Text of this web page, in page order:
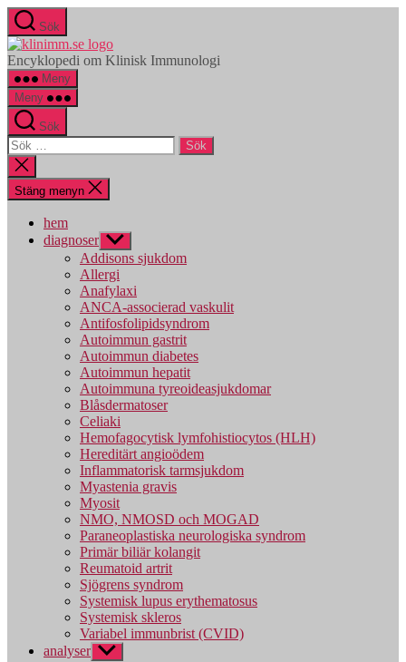
Hoppa
till
innehåll
Sök
klinimm.se
Encyklopedi om Klinisk Immunologi
Meny
Meny
Sök
Sök
efter:
Stäng
sökningen
Stäng menyn
hem
diagnoser Visa
undermeny
Addisons sjukdom
Allergi
Anafylaxi
ANCA-associerad vaskulit
Antifosfolipidsyndrom
Autoimmun gastrit
Autoimmun diabetes
Autoimmun hepatit
Autoimmuna tyreoideasjukdomar
Blåsdermatoser
Celiaki
Hemofagocytisk lymfohistiocytos (HLH)
Hereditärt angioödem
Inflammatorisk tarmsjukdom
Myastenia gravis
Myosit
NMO, NMOSD och MOGAD
Paraneoplastiska neurologiska syndrom
Primär biliär kolangit
Reumatoid artrit
Sjögrens syndrom
Systemisk lupus erythematosus
Systemisk skleros
Variabel immunbrist (CVID)
analyser Visa